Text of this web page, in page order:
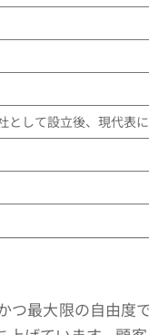
して設立後、現代表に
最大限の自由度